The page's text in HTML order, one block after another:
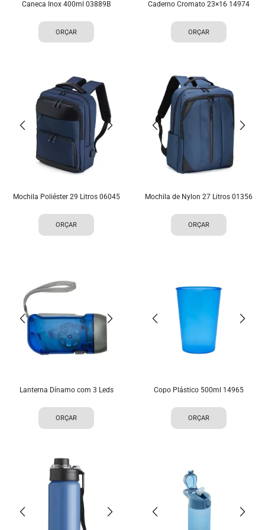
Caneca Inox 400ml 03889B
ORÇAR
Caderno Cromato 23×16 14974
ORÇAR
Mochila Poliéster 29 Litros 06045
ORÇAR
Mochila de Nylon 27 Litros 01356
ORÇAR
Lanterna Dínamo com 3 Leds
ORÇAR
Copo Plástico 500ml 14965
ORÇAR